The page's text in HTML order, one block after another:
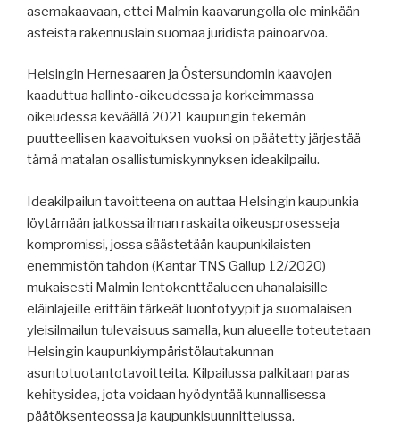
asemakaavaan, ettei Malmin kaavarungolla ole minkään
asteista rakennuslain suomaa juridista painoarvoa.
Helsingin Hernesaaren ja Östersundomin kaavojen
kaaduttua hallinto-oikeudessa ja korkeimmassa
oikeudessa keväällä 2021 kaupungin tekemän
puutteellisen kaavoituksen vuoksi on päätetty järjestää
tämä matalan osallistumiskynnyksen ideakilpailu.
Ideakilpailun tavoitteena on auttaa Helsingin kaupunkia
löytämään jatkossa ilman raskaita oikeusprosesseja
kompromissi, jossa säästetään kaupunkilaisten
enemmistön tahdon (Kantar TNS Gallup 12/2020)
mukaisesti Malmin lentokenttäalueen uhanalaisille
eläinlajeille erittäin tärkeät luontotyypit ja suomalaisen
yleisilmailun tulevaisuus samalla, kun alueelle toteutetaan
Helsingin kaupunkiympäristölautakunnan
asuntotuotantotavoitteita. Kilpailussa palkitaan paras
kehitysidea, jota voidaan hyödyntää kunnallisessa
päätöksenteossa ja kaupunkisuunnittelussa.